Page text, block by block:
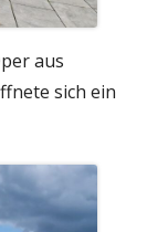
aus
sich ein